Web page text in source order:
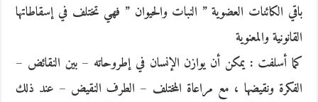
باقي الكائنات العضوية ” النبات والحيوان ” فهي تختلف في إسقاطاتها
القانونية والمعنوية
كما أسلفت : يمكن أن يوازن الإنسان في إطروحاته – بين النقائض –
الفكرة ونقيضها ، مع مراعاة المختلف – الطرف النقيض – عند ذلك